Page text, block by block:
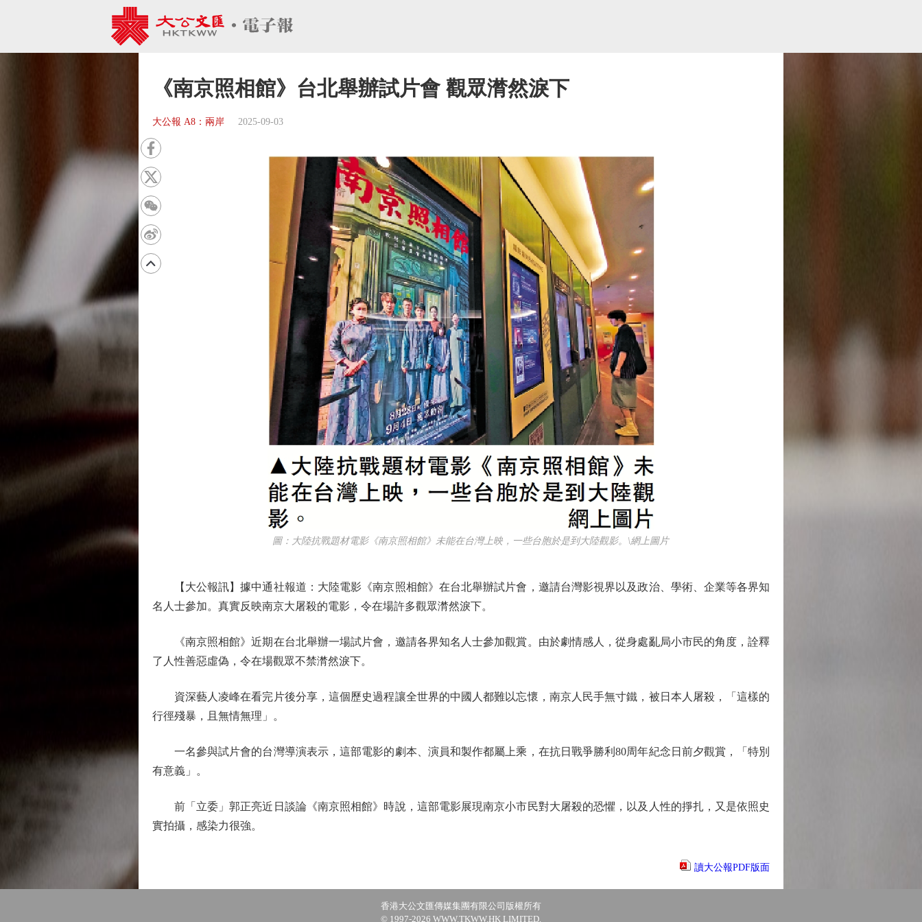
《南京照相館》台北舉辦試片會 觀眾潸然淚下
大公報 A8：兩岸 2025-09-03
圖：大陸抗戰題材電影《南京照相館》未能在台灣上映，一些台胞於是到大陸觀影。\網上圖片
【大公報訊】據中通社報道：大陸電影《南京照相館》在台北舉辦試片會，邀請台灣影視界以及政治、學術、企業等各界知
名人士參加。真實反映南京大屠殺的電影，令在場許多觀眾潸然淚下。
《南京照相館》近期在台北舉辦一場試片會，邀請各界知名人士參加觀賞。由於劇情感人，從身處亂局小市民的角度，詮釋
了人性善惡虛偽，令在場觀眾不禁潸然淚下。
資深藝人凌峰在看完片後分享，這個歷史過程讓全世界的中國人都難以忘懷，南京人民手無寸鐵，被日本人屠殺，「這樣的
行徑殘暴，且無情無理」。
一名參與試片會的台灣導演表示，這部電影的劇本、演員和製作都屬上乘，在抗日戰爭勝利80周年紀念日前夕觀賞，「特別
有意義」。
前「立委」郭正亮近日談論《南京照相館》時說，這部電影展現南京小市民對大屠殺的恐懼，以及人性的掙扎，又是依照史
實拍攝，感染力很強。
讀大公報PDF版面
香港大公文匯傳媒集團有限公司版權所有
© 1997-2026 WWW.TKWW.HK LIMITED.